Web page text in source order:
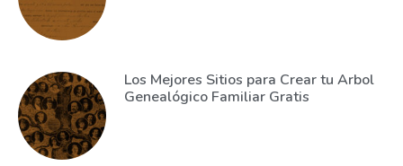
Los Mejores Sitios para Crear tu Arbol
Genealógico Familiar Gratis